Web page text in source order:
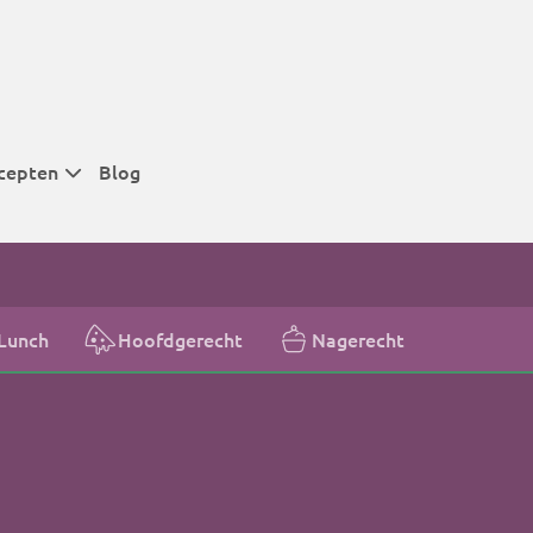
tijden
tijden
Blog
Hoofdgerecht Nagerecht